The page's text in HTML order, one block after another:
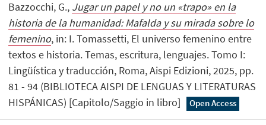
Bazzocchi, G., Jugar un papel y no un «trapo» en la
historia de la humanidad: Mafalda y su mirada sobre lo
femenino, in: I. Tomassetti, El universo femenino entre
textos e historia. Temas, escritura, lenguajes. Tomo I:
Lingüística y traducción, Roma, Aispi Edizioni, 2025, pp.
81 - 94 (BIBLIOTECA AISPI DE LENGUAS Y LITERATURAS
HISPÁNICAS) [Capitolo/Saggio in libro]
Open Access